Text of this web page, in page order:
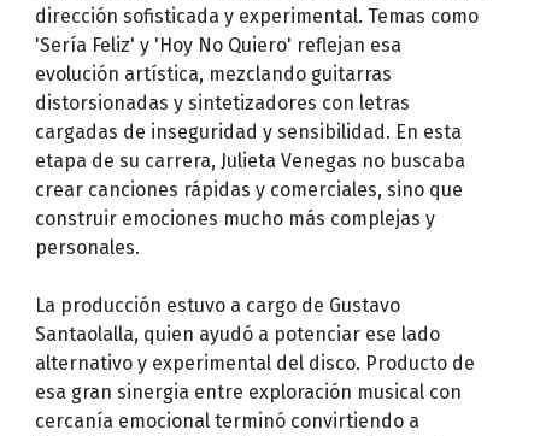
dirección sofisticada y experimental. Temas como
'Sería Feliz' y 'Hoy No Quiero' reflejan esa
evolución artística, mezclando guitarras
distorsionadas y sintetizadores con letras
cargadas de inseguridad y sensibilidad. En esta
etapa de su carrera, Julieta Venegas no buscaba
crear canciones rápidas y comerciales, sino que
construir emociones mucho más complejas y
personales.
La producción estuvo a cargo de Gustavo
Santaolalla, quien ayudó a potenciar ese lado
alternativo y experimental del disco. Producto de
esa gran sinergia entre exploración musical con
cercanía emocional terminó convirtiendo a